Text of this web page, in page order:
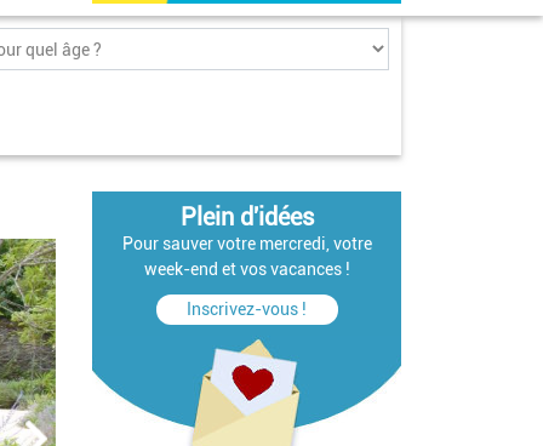
Plein d'idées
Pour sauver votre mercredi, votre
week-end et vos vacances !
Inscrivez-vous !